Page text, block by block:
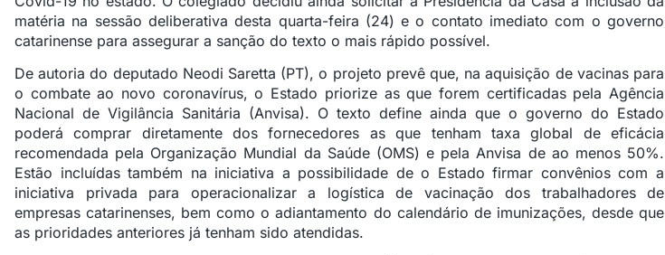
matéria na sessão deliberativa desta quarta-feira (24) e o contato imediato com o governo
catarinense para assegurar a sanção do texto o mais rápido possível.
De autoria do deputado Neodi Saretta (PT), o projeto prevê que, na aquisição de vacinas para
o combate ao novo coronavírus, o Estado priorize as que forem certificadas pela Agência
Nacional de Vigilância Sanitária (Anvisa). O texto define ainda que o governo do Estado
poderá comprar diretamente dos fornecedores as que tenham taxa global de eficácia
recomendada pela Organização Mundial da Saúde (OMS) e pela Anvisa de ao menos 50%.
Estão incluídas também na iniciativa a possibilidade de o Estado firmar convênios com a
iniciativa privada para operacionalizar a logística de vacinação dos trabalhadores de
empresas catarinenses, bem como o adiantamento do calendário de imunizações, desde que
as prioridades anteriores já tenham sido atendidas.